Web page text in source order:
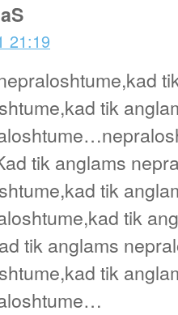
21:19
tik
tik anglams
tik
tik
tik anglams
tik